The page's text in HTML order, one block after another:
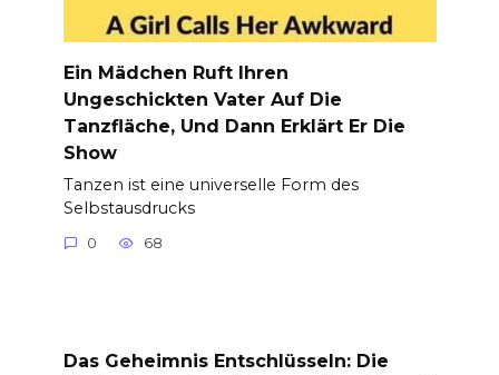
Ein Mädchen Ruft Ihren
Ungeschickten Vater Auf Die
Tanzfläche, Und Dann Erklärt Er Die
Show
Tanzen ist eine universelle Form des
Selbstausdrucks
0 68
Das Geheimnis Entschlüsseln: Die